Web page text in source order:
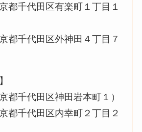
都千代田区有楽町１丁目１
都千代田区外神田４丁目７
都千代田区神田岩本町１）
都千代田区内幸町２丁目２